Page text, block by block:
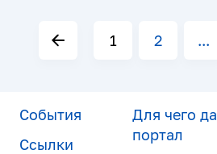
1 2 ...
События
Ссылки
Для чего
портал